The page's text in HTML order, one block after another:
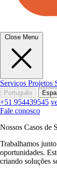
Close Menu
Serviços Projetos
Português
+51 954439545
Fale conosco
Nossos Casos de
Trabalhamos
oportunidades.
criando soluções